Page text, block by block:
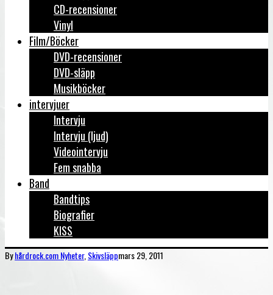
CD-recensioner
Vinyl
Film/Böcker
DVD-recensioner
DVD-släpp
Musikböcker
intervjuer
Intervju
Intervju (ljud)
Videointervju
Fem snabba
Band
Bandtips
Biografier
KISS
Byhårdrock.comNyheter, Skivsläppmars 29, 2011